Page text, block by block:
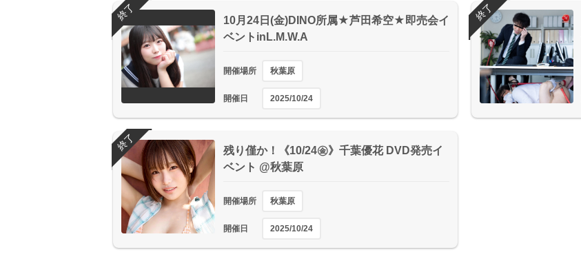
10月24日(金)DINO所属★芦田希空★即売会イ
ベントinL.M.W.A
開催場所 秋葉原
開催日 2025/10/24
終了 終了
残り僅か！《10/24㊎》千葉優花 DVD発売イ
ベント @秋葉原
開催場所 秋葉原
開催日 2025/10/24
終了